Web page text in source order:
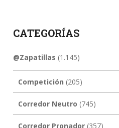
CATEGORÍAS
@Zapatillas (1.145)
Competición (205)
Corredor Neutro (745)
Corredor Pronador(357)